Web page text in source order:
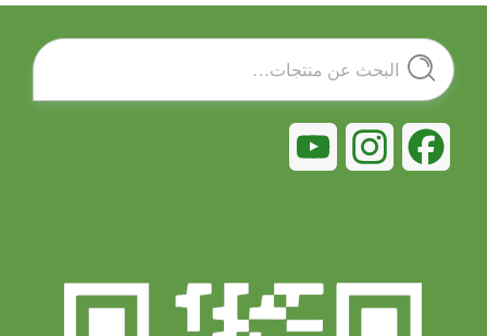
البحث
عن:
بحث
Facebook
Instagram